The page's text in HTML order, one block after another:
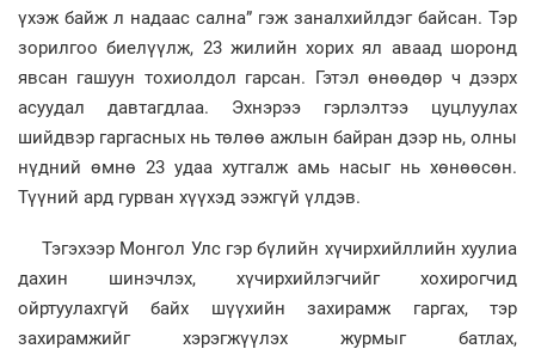
үхэж байж л надаас сална” гэж заналхийлдэг байсан. Тэр
зорилгоо биелүүлж, 23 жилийн хорих ял аваад шоронд
явсан гашуун тохиолдол гарсан. Гэтэл өнөөдөр ч дээрх
асуудал давтагдлаа. Эхнэрээ гэрлэлтээ цуцлуулах
шийдвэр гаргасных нь төлөө ажлын байран дээр нь, олны
нүдний өмнө 23 удаа хутгалж амь насыг нь хөнөөсөн.
Түүний ард гурван хүүхэд ээжгүй үлдэв.
Тэгэхээр Монгол Улс гэр бүлийн хүчирхийллийн хуулиа
дахин шинэчлэх, хүчирхийлэгчийг хохирогчид
ойртуулахгүй байх шүүхийн захирамж гаргах, тэр
захирамжийг хэрэгжүүлэх журмыг батлах,